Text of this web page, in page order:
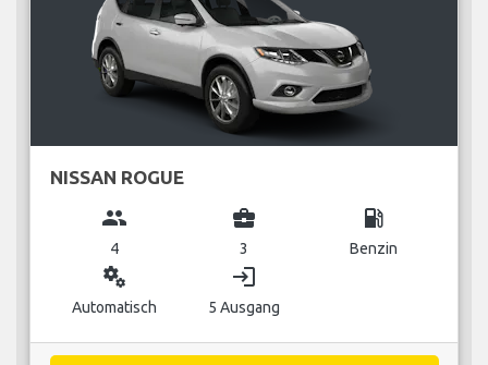
NISSAN ROGUE
group
4
business_center
3
local_gas_station
Benzin
miscellaneous_services
Automatisch
login
5 Ausgang